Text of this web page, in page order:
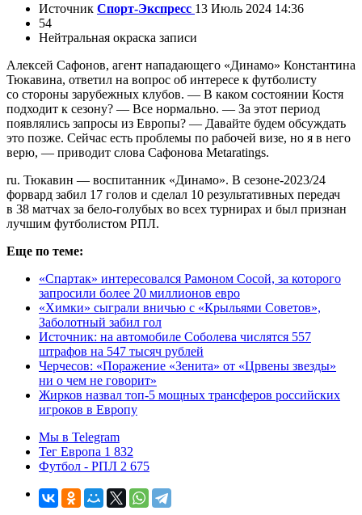
Источник Спорт-Экспресс 13 Июль 2024 14:36
54
Нейтральная окраска записи
Алексей Сафонов, агент нападающего «Динамо» Константина
Тюкавина, ответил на вопрос об интересе к футболисту
со стороны зарубежных клубов. — В каком состоянии Костя
подходит к сезону? — Все нормально. — За этот период
появлялись запросы из Европы? — Давайте будем обсуждать
это позже. Сейчас есть проблемы по рабочей визе, но я в него
верю, — приводит слова Сафонова Metaratings.
ru. Тюкавин — воспитанник «Динамо». В сезоне-2023/24
форвард забил 17 голов и сделал 10 результативных передач
в 38 матчах за бело-голубых во всех турнирах и был признан
лучшим футболистом РПЛ.
Еще по теме:
«Спартак» интересовался Рамоном Сосой, за которого
запросили более 20 миллионов евро
«Химки» сыграли вничью с «Крыльями Советов»,
Заболотный забил гол
Источник: на автомобиле Соболева числятся 557
штрафов на 547 тысяч рублей
Черчесов: «Поражение «Зенита» от «Црвены звезды»
ни о чем не говорит»
Жирков назвал топ-5 мощных трансферов российских
игроков в Европу
Мы в Telegram
Тег Европа 1 832
Футбол - РПЛ 2 675